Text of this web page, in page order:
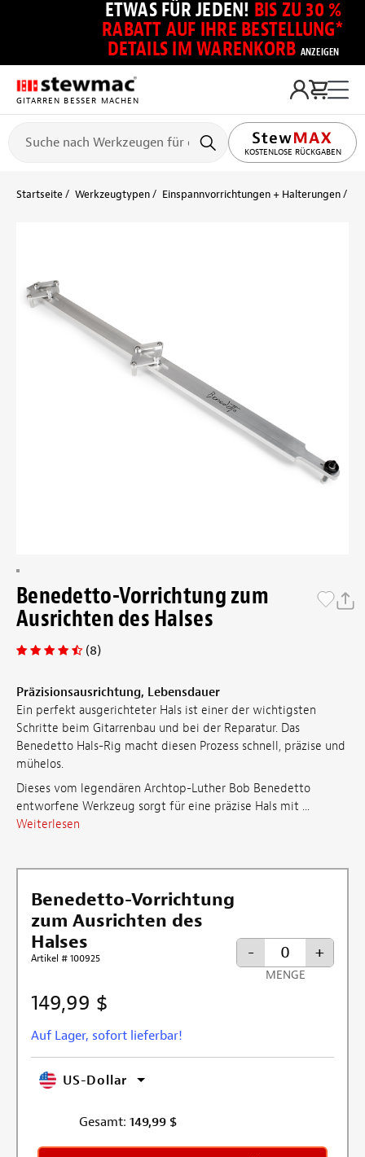
ETWAS FÜR JEDEN! BIS ZU 30 %
RABATT AUF IHRE BESTELLUNG*
DETAILS IM WARENKORB ANZEIGEN
GITARREN BESSER MACHEN
KOSTENLOSE RÜCKGABEN
Startseite Werkzeugtypen Einspannvorrichtungen + Halterungen
Benedetto-Vorrichtung zum
Ausrichten des Halses
(8)
Präzisionsausrichtung, Lebensdauer
Ein perfekt ausgerichteter Hals ist einer der wichtigsten
Schritte beim Gitarrenbau und bei der Reparatur. Das
Benedetto Hals-Rig macht diesen Prozess schnell, präzise und
mühelos.
Dieses vom legendären Archtop-Luther Bob Benedetto
entworfene Werkzeug sorgt für eine präzise Hals mit ...
Weiterlesen
Benedetto-Vorrichtung
zum Ausrichten des
Halses
Artikel # 100925
149,99 $
Auf Lager, sofort lieferbar!
- +
MENGE
US-Dollar
Gesamt: 149,99 $